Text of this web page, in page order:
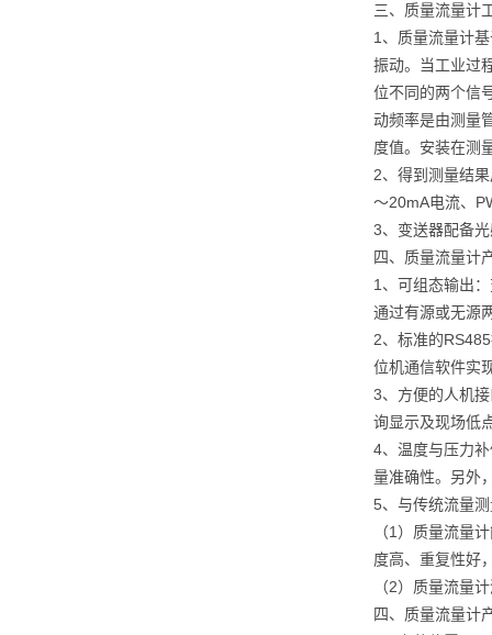
三、质量流量计
1、质量流量计
振动。当工业过
位不同的两个信
动频率是由测量
度值。安装在测
2、得到测量结
～20mA电流、
3、变送器配备
四、质量流量计
1、可组态输出
通过有源或无源
2、标准的
位机通信软件实
3、方便的人机
询显示及现场低
4、温度与压力
量准确性。另外
5、与传统流量
（1）质量流量
度高、重复性好
（2）质量流量
四、质量流量计